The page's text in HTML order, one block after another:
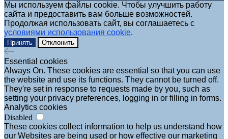
Мы используем файлы cookie. Чтобы улучшить работу
сайта и предоставить вам больше возможностей.
Продолжая использовать сайт, вы соглашаетесь с
условиями использования cookie.
Принять Отклонить
Essential cookies
Always On. These cookies are essential so that you can use
the website and use its functions. They cannot be turned off.
They're set in response to requests made by you, such as
setting your privacy preferences, logging in or filling in forms.
Analytics cookies
Disabled
These cookies collect information to help us understand how
our Websites are being used or how effective our marketing